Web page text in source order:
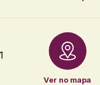
Ver no mapa